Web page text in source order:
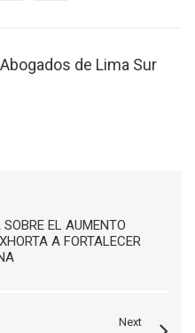
de Lima Sur
EL AUMENTO
A FORTALECER
Next